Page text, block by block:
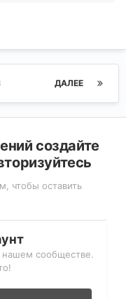
ДАЛЕЕ
создайте
чтобы оставить
нашем сообществе.